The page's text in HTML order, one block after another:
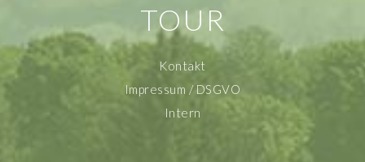
TOUR
Kontakt
Impressum / DSGVO
Intern